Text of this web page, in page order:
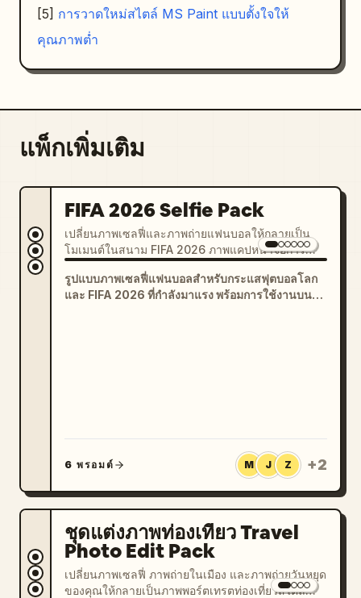
[5] การวาดใหม่สไตล์ MS Paint แบบตั้งใจให้
คุณภาพต่ำ
แพ็กเพิ่มเติม
FIFA 2026 Selfie Pack
เปลี่ยนภาพเซลฟี่และภาพถ่ายแฟนบอลให้กลายเป็น
โมเมนต์ในสนาม FIFA 2026 ภาพแคปหน้าจอการ
ถ่ายทอดสด ภาพพอร์ตเทรตในชุดแข่งฟุตบอล และภาพ
กระทบไหล่คนดังในวันแข่งขัน
รูปแบบภาพเซลฟี่แฟนบอลสำหรับกระแสฟุตบอลโลก
และ FIFA 2026 ที่กำลังมาแรง พร้อมการใช้งานบนโซ
6 พรอมต์ M J Z +2
ชุดแต่งภาพท่องเที่ยว Travel
Photo Edit Pack
เปลี่ยนภาพเซลฟี่ ภาพถ่ายในเมือง และภาพถ่ายวันหยุด
ของคุณให้กลายเป็นภาพพอร์ตเทรตท่องเที่ยวสไตล์